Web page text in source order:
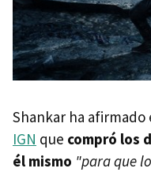
Shankar ha
IGN que compró los
él mismo "para que